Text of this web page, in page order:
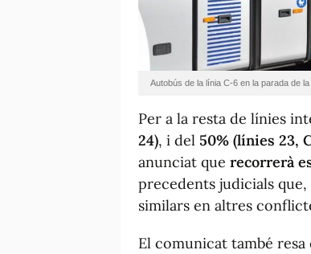
Autobús de la línia C-6 en la parada de
Per a la resta de línies
24), i del 50% (línies 23,
anunciat que recorrerà
precedents judicials que,
similars en altres
El comunicat també resa